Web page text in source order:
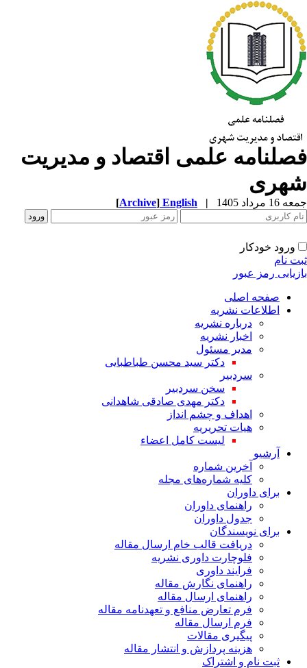
علمی اقتصاد و مدیریت
مرداد 1405 |
English
[Archive]
ورود خودکار
نام
رمز عبور
صفحه اصلی
اطلاعات نشریه
درباره نشریه
اخبار نشریه
مدیر مسئول
دکتر سید محسن طباطبایی
سردبیر
سخن سردبیر
دکتر مهدی صادقی شاهدانی
اهداف و چشم انداز
هیات تحریریه
لیست کامل اعضاء
آرشیو
آخرین شماره
کلیه شماره‌های مجله
برای داوران
راهنمای داوران
جدول داوران
برای نویسندگان
دریافت قالب خام ارسال مقاله
فلوچارت داوری نشریه
فرایند داوری
راهنمای نگارش مقاله
راهنمای ارسال مقاله
فرم تعارض منافع و تعهدنامه مقاله
فرم ارسال مقاله
پیگیری مقالات
هزینه پردازش و انتشار مقاله
ثبت نام و اشتراک